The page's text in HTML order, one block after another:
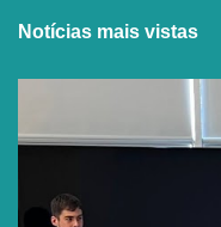
Notícias mais vistas